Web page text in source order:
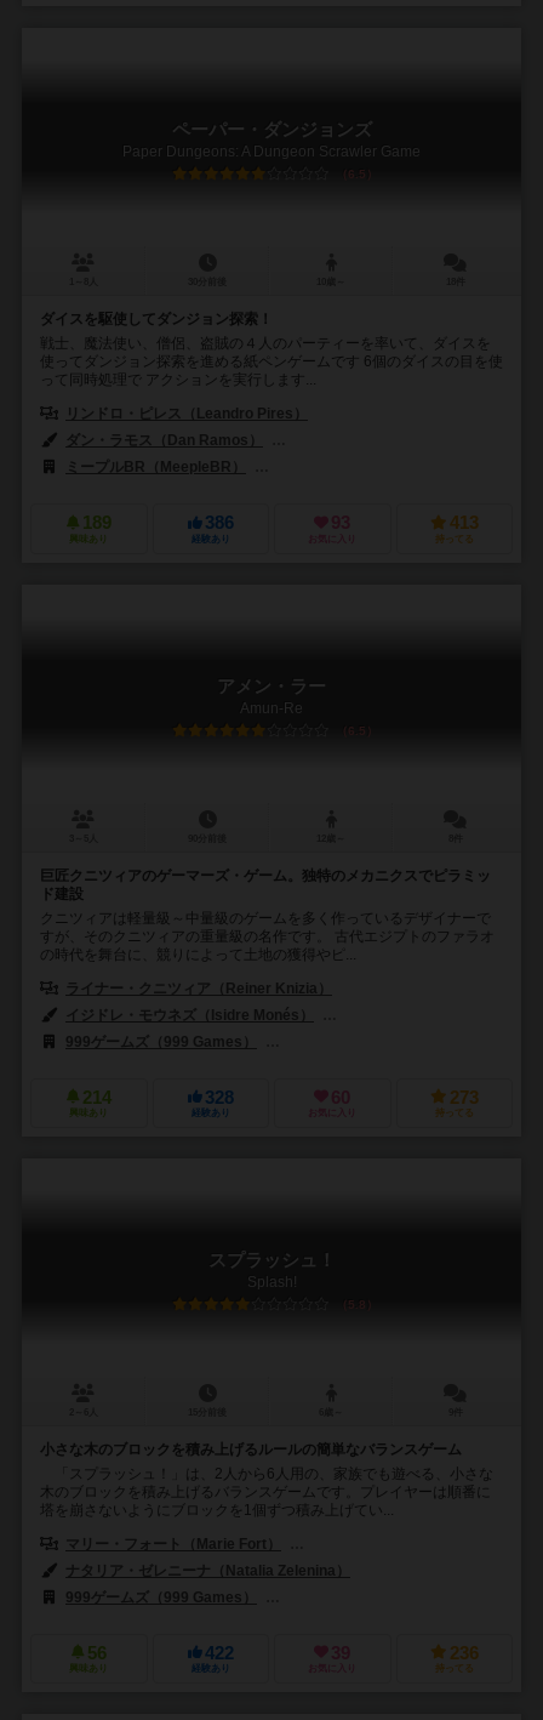
ペーパー・ダンジョンズ
Paper Dungeons: A Dungeon Scrawler Game
6.5
ダイスを駆使してダンジョン探索！
戦士、魔法使い、僧侶、盗賊の４人のパーティーを率いて、ダイスを
使ってダンジョン探索を進める紙ペンゲームです 6個のダイスの目を使
って同時処理で アクションを実行します...
リンドロ・ピレス（Leandro Pires）
ダン・ラモス（Dan Ramos）
ミープルBR（MeepleBR）
189
興味あり
386
経験あり
93
お気に入り
413
持ってる
アメン・ラー
Amun-Re
6.5
巨匠クニツィアのゲーマーズ・ゲーム。独特のメカニクスでピラミッ
ド建設
クニツィアは軽量級～中量級のゲームを多く作っているデザイナーで
すが、そのクニツィアの重量級の名作です。 古代エジプトのファラオ
の時代を舞台に、競りによって土地の獲得やピ...
ライナー・クニツィア（Reiner Knizia）
イジドレ・モウネズ（Isidre Monés）
999ゲームズ（999 Games）
214
興味あり
328
経験あり
60
お気に入り
273
持ってる
スプラッシュ！
Splash!
5.8
小さな木のブロックを積み上げるルールの簡単なバランスゲーム
「スプラッシュ！」は、2人から6人用の、家族でも遊べる、小さな
木のブロックを積み上げるバランスゲームです。プレイヤーは順番に
塔を崩さないようにブロックを1個ずつ積み上げてい...
マリー・フォート（Marie Fort）
ナタリア・ゼレニーナ（Natalia Zelenina）
999ゲームズ（999 Games）
56
興味あり
422
経験あり
39
お気に入り
236
持ってる